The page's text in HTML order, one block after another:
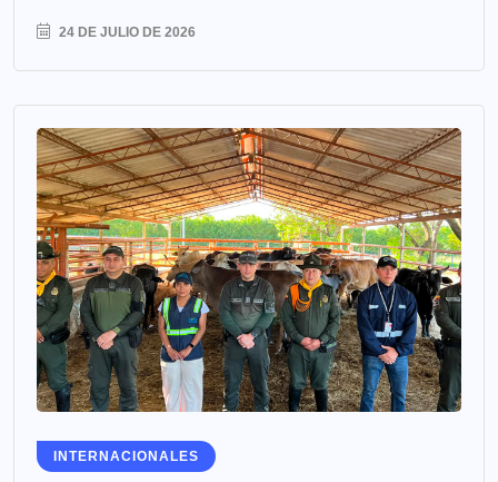
24 DE JULIO DE 2026
INTERNACIONALES